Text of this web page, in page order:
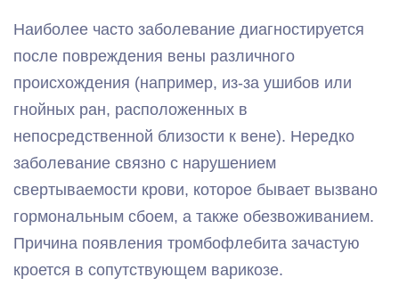
Наиболее часто заболевание диагностируется
после повреждения вены различного
происхождения (например, из-за ушибов или
гнойных ран, расположенных в
непосредственной близости к вене). Нередко
заболевание связно с нарушением
свертываемости крови, которое бывает вызвано
гормональным сбоем, а также обезвоживанием.
Причина появления тромбофлебита зачастую
кроется в сопутствующем варикозе.